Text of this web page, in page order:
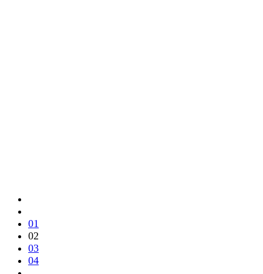
01
02
03
04